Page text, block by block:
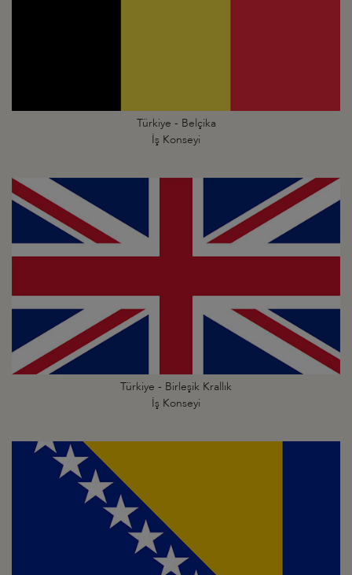
Türkiye - Belçika
İş Konseyi
Türkiye - Birleşik Krallık
İş Konseyi